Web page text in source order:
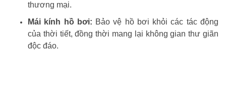
thương mại.
Mái kính hồ bơi: Bảo vệ hồ bơi khỏi các tác động
của thời tiết, đồng thời mang lại không gian thư giãn
độc đáo.